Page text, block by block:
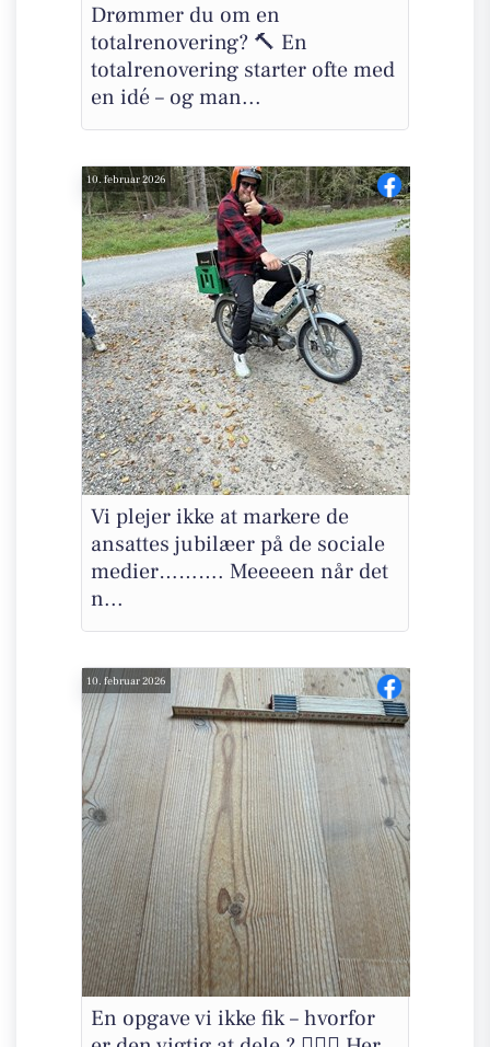
Drømmer du om en
totalrenovering? 🔨 En
totalrenovering starter ofte med
en idé – og man...
10. februar 2026
Vi plejer ikke at markere de
ansattes jubilæer på de sociale
medier………. Meeeeen når det
n...
10. februar 2026
En opgave vi ikke fik – hvorfor